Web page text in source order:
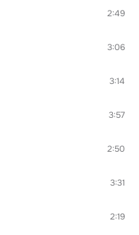
2:49
3:06
3:14
3:57
2:50
3:31
2:19